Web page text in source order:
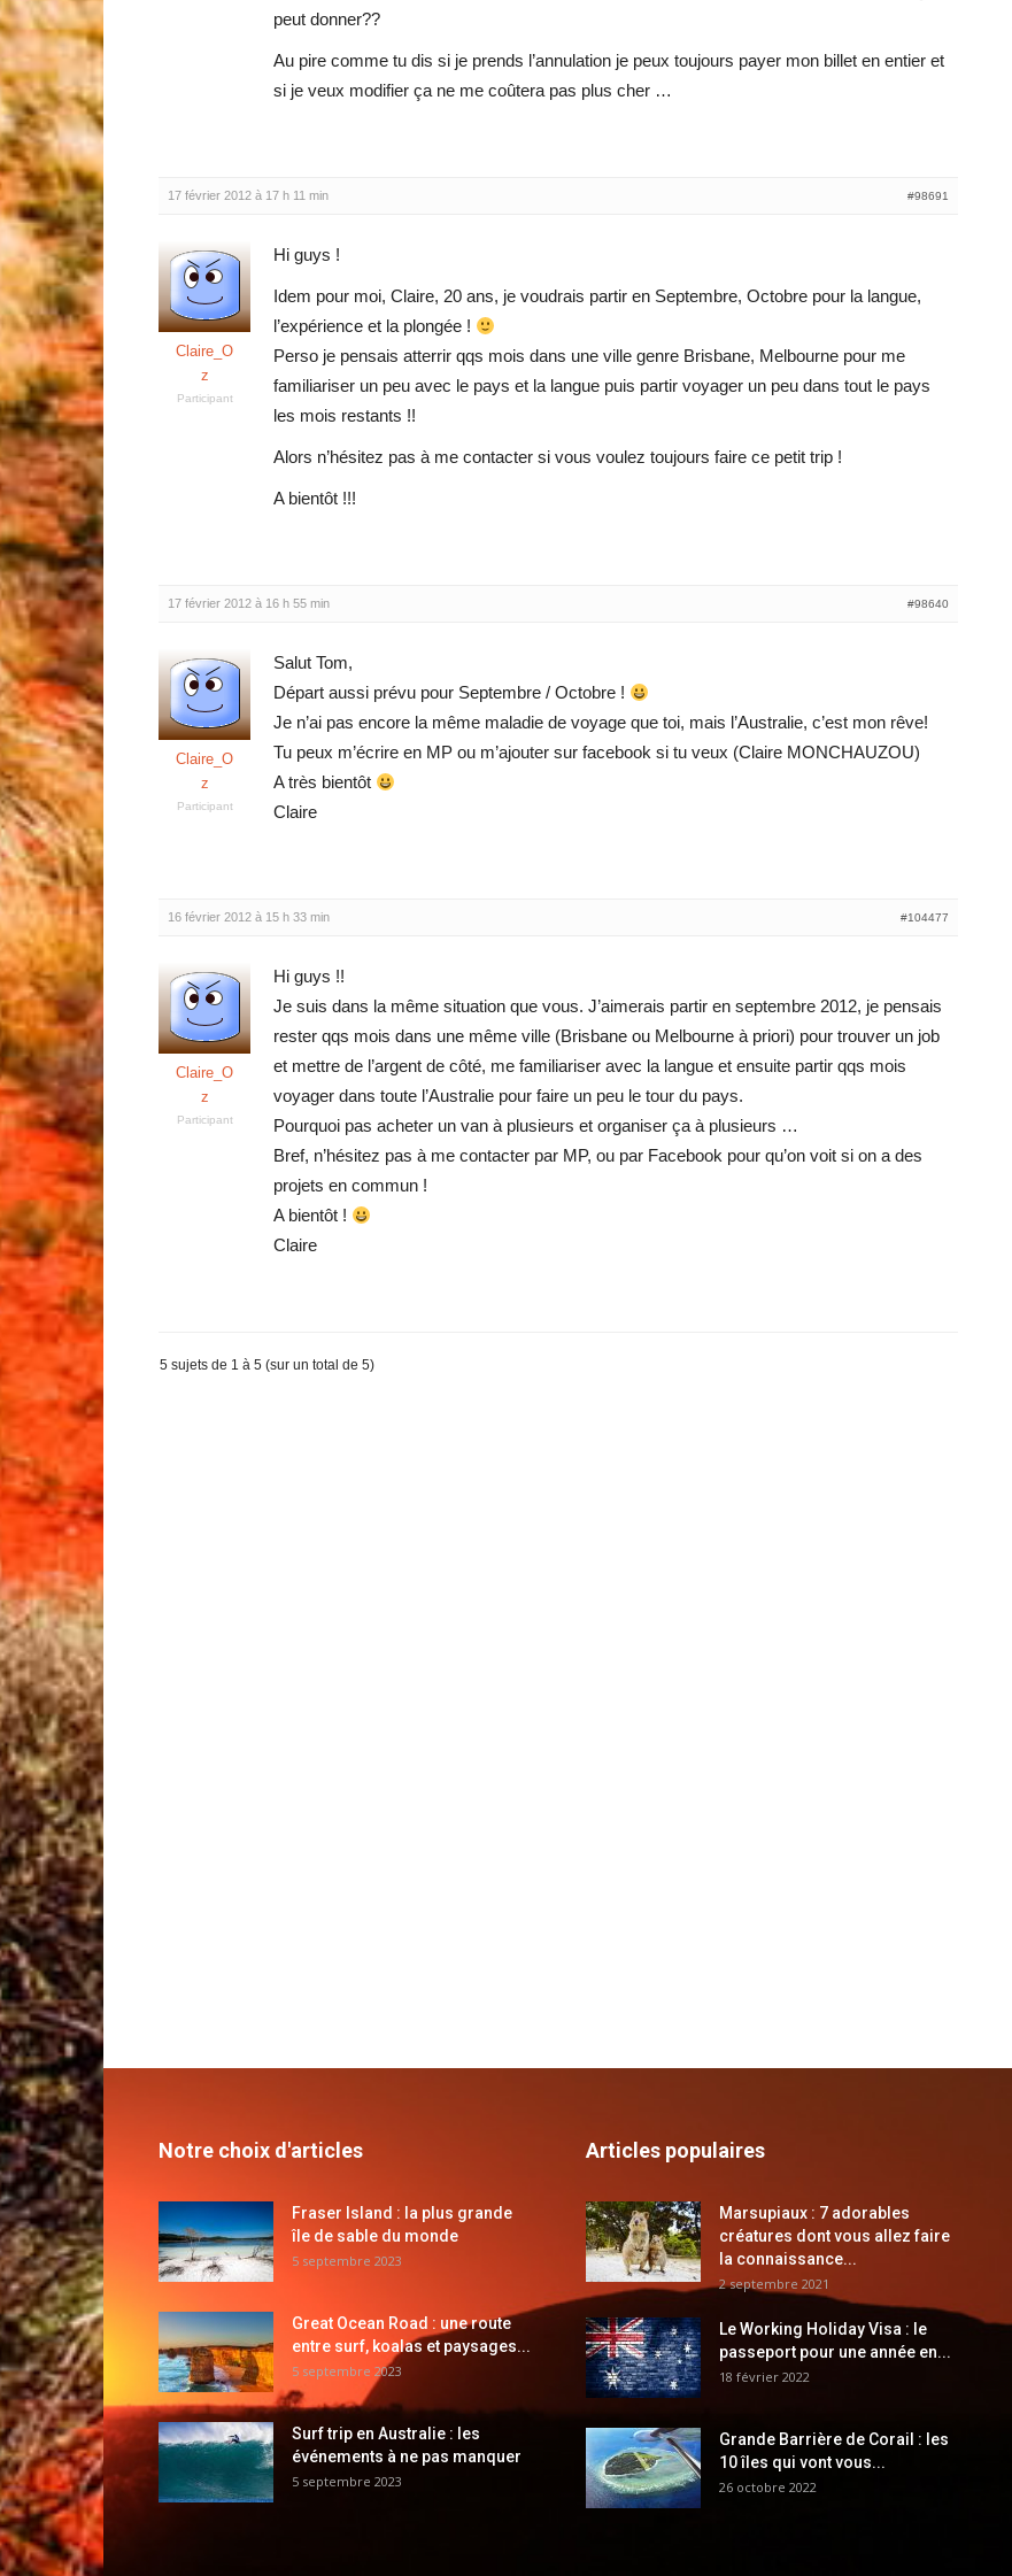
peut donner??
Au pire comme tu dis si je prends l’annulation je peux toujours payer mon billet en entier et
si je veux modifier ça ne me coûtera pas plus cher …
17 février 2012 à 17 h 11 min #98691
Claire_O
z
Participant
Hi guys !
Idem pour moi, Claire, 20 ans, je voudrais partir en Septembre, Octobre pour la langue,
l’expérience et la plongée !
Perso je pensais atterrir qqs mois dans une ville genre Brisbane, Melbourne pour me
familiariser un peu avec le pays et la langue puis partir voyager un peu dans tout le pays
les mois restants !!
Alors n’hésitez pas à me contacter si vous voulez toujours faire ce petit trip !
A bientôt !!!
17 février 2012 à 16 h 55 min #98640
Claire_O
z
Participant
Salut Tom,
Départ aussi prévu pour Septembre / Octobre !
Je n’ai pas encore la même maladie de voyage que toi, mais l’Australie, c’est mon rêve!
Tu peux m’écrire en MP ou m’ajouter sur facebook si tu veux (Claire MONCHAUZOU)
A très bientôt
Claire
16 février 2012 à 15 h 33 min #104477
Claire_O
z
Participant
Hi guys !!
Je suis dans la même situation que vous. J’aimerais partir en septembre 2012, je pensais
rester qqs mois dans une même ville (Brisbane ou Melbourne à priori) pour trouver un job
et mettre de l’argent de côté, me familiariser avec la langue et ensuite partir qqs mois
voyager dans toute l’Australie pour faire un peu le tour du pays.
Pourquoi pas acheter un van à plusieurs et organiser ça à plusieurs …
Bref, n’hésitez pas à me contacter par MP, ou par Facebook pour qu’on voit si on a des
projets en commun !
A bientôt !
Claire
5 sujets de 1 à 5 (sur un total de 5)
Notre choix d'articles
Fraser Island : la plus grande
île de sable du monde
5 septembre 2023
Great Ocean Road : une route
entre surf, koalas et paysages...
5 septembre 2023
Surf trip en Australie : les
événements à ne pas manquer
5 septembre 2023
Articles populaires
Marsupiaux : 7 adorables
créatures dont vous allez faire
la connaissance...
2 septembre 2021
Le Working Holiday Visa : le
passeport pour une année en...
18 février 2022
Grande Barrière de Corail : les
10 îles qui vont vous...
26 octobre 2022